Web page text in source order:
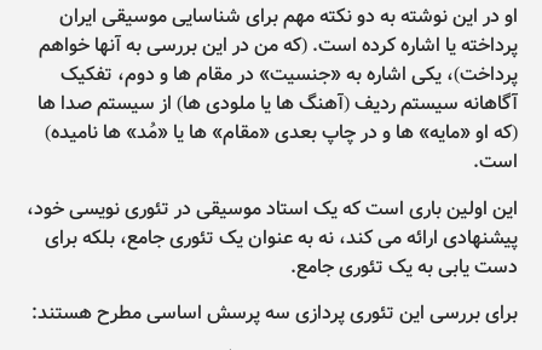
او در این نوشته به دو نکته مهم برای شناسایی موسیقی ایران
پرداخته یا اشاره کرده است. (که من در این بررسی به آنها خواهم
پرداخت)، یکی اشاره به «جنسیت» در مقام ها و دوم، تفکیک
آگاهانه سیستم ردیف (آهنگ ها یا ملودی ها) از سیستم صدا ها
(که او «مایه» ها و در چاپ بعدی «مقام» ها یا «مُد» ها نامیده)
است.
این اولین باری است که یک استاد موسیقی در تئوری نویسی خود،
پیشنهادی ارائه می کند، نه به عنوان یک تئوری جامع، بلکه برای
دست یابی به یک تئوری جامع.
برای بررسی این تئوری پردازی سه پرسش اساسی مطرح هستند: